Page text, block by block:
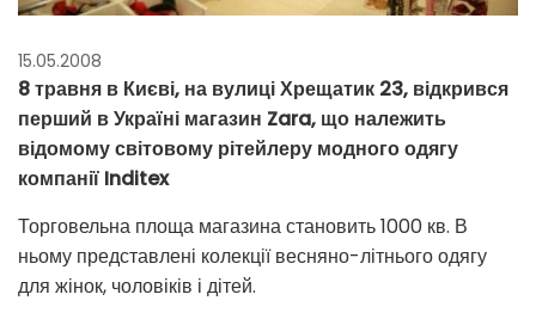
15.05.2008
8 травня в Києві, на вулиці Хрещатик 23, відкрився
перший в Україні магазин Zara, що належить
відомому світовому рітейлеру модного одягу
компанії Inditex
Торговельна площа магазина становить 1000 кв. В
ньому представлені колекції весняно-літнього одягу
для жінок, чоловіків і дітей.